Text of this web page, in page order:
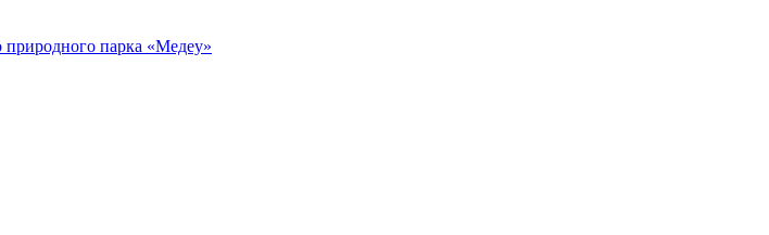
природного парка «Медеу»